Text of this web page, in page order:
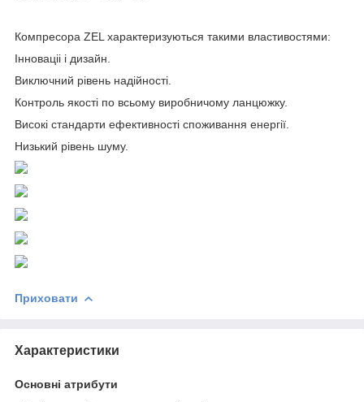
Компресора ZEL характеризуються такими властивостями:
Інноваціі і дизайн.
Виключний рівень надійності.
Контроль якості по всьому виробничому ланцюжку.
Високі стандарти ефективності споживання енергії.
Низький рівень шуму.
Приховати
Характеристики
Основні атрибути